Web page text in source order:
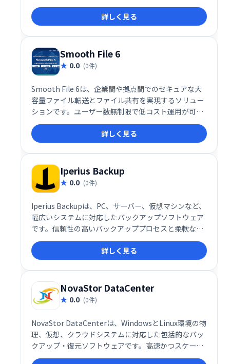
詳しく見る
Smooth File 6
0.0 (0件)
Smooth File 6は、企業間や拠点間でのセキュアな大
容量ファイル転送とファイル共有を実現するソリュー
ションです。ユーザー数無制限で低コスト運用が可
能。スムーズなデータ連携と安全なファイル管理で、
業務効率を大幅に向上させます。
詳しく見る
Iperius Backup
0.0 (0件)
Iperius Backupは、PC、サーバー、仮想マシンなど、
幅広いシステムに対応したバックアップソフトウェア
です。信頼性の高いバックアッププロセスと柔軟な設
定により、データ保護と事業継続計画（BCP）対策に
最適です。
詳しく見る
NovaStor DataCenter
0.0 (0件)
NovaStor DataCenterは、WindowsとLinux環境の物
理、仮想、クラウドシステムに対応した包括的なバッ
クアップ・復元ソフトウェアです。高速かつスケーラ
ブルなローカルおよびオフサイトのデータバックアッ